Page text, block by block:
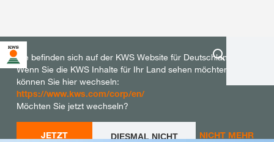
Sie befinden sich auf der KWS Website für Deutschland.
Wenn Sie die KWS Inhalte für Ihr Land sehen möchten,
können Sie hier wechseln:
https://www.kws.com/corp/en/
Möchten Sie jetzt wechseln?
JETZT
DIESMAL NICHT
NICHT MEHR